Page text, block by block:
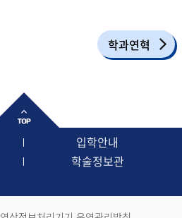
학과연혁
입학안내
학술정보관